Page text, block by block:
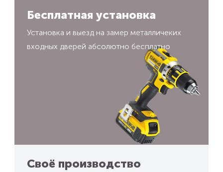
Бесплатная установка
Установка и выезд на замер металличеких
входных дверей абсолютно бесплатно
Своё производство